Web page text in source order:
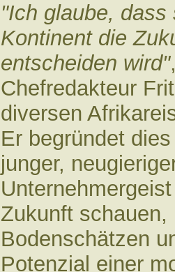
"Ich glaube,
Kontinent die
entscheiden wird"
Chefredakteur
diversen
Er begründet
junger,
Zukunft
Bodenschätzen
Potenzial einer